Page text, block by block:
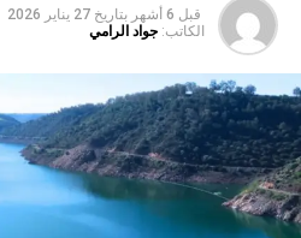
قبل 6 أشهر بتاريخ 27 يناير 2026
الكاتب: جواد الرامي